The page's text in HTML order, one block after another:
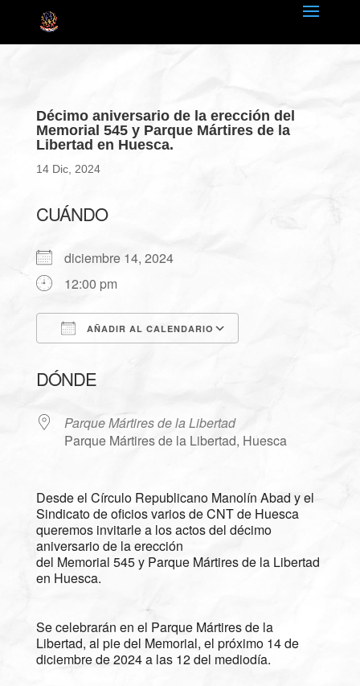
Décimo aniversario de la erección del
Memorial 545 y Parque Mártires de la
Libertad en Huesca.
14 Dic, 2024
CUÁNDO
diciembre 14, 2024
12:00 pm
AÑADIR AL CALENDARIO
DÓNDE
Parque Mártires de la Libertad
Parque Mártires de la Libertad, Huesca
Desde el Círculo Republicano Manolín Abad y el
Sindicato de oficios varios de CNT de Huesca
queremos invitarle a los actos del décimo
aniversario de la erección
del Memorial 545 y Parque Mártires de la Libertad
en Huesca.
Se celebrarán en el Parque Mártires de la
Libertad, al pie del Memorial, el próximo 14 de
diciembre de 2024 a las 12 del mediodía.